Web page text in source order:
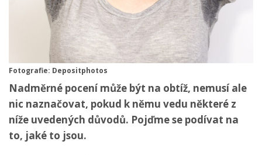
Fotografie: Depositphotos
Nadměrné pocení může být na obtíž, nemusí ale
nic naznačovat, pokud k němu vedu některé z
níže uvedených důvodů. Pojďme se podívat na
to, jaké to jsou.